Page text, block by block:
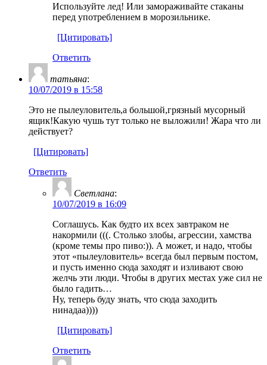
Используйте лед! Или замораживайте стаканы
перед употреблением в морозильнике.
[Цитировать]
Ответить
татьяна:
10/07/2019 в 15:58
Это не пылеуловитель,а большой,грязный мусорный
ящик!Какую чушь тут только не выложили! Жара что ли
действует?
[Цитировать]
Ответить
Светлана:
10/07/2019 в 16:09
Соглашусь. Как будто их всех завтраком не
накормили (((. Столько злобы, агрессии, хамства
(кроме темы про пиво:)). А может, и надо, чтобы
этот «пылеуловитель» всегда был первым постом,
и пусть именно сюда заходят и изливают свою
желчь эти люди. Чтобы в других местах уже сил не
было гадить…
Ну, теперь буду знать, что сюда заходить
нинадаа))))
[Цитировать]
Ответить